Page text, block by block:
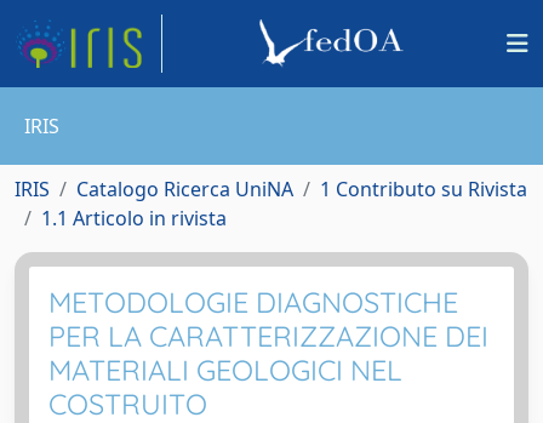
IRIS
IRIS Catalogo Ricerca UniNA
1 Contributo su Rivista
1.1 Articolo in rivista
METODOLOGIE DIAGNOSTICHE
PER LA CARATTERIZZAZIONE DEI
MATERIALI GEOLOGICI NEL
COSTRUITO